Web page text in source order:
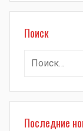
Поиск
Найти:
Последние